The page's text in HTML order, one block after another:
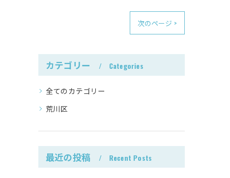
次のページ >
カテゴリー Categories
全てのカテゴリー
荒川区
最近の投稿 Recent Posts